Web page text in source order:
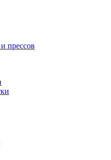
прессов